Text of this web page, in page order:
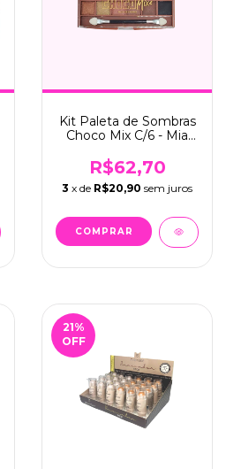
Kit Paleta de Sombras
Choco Mix C/6 - Mia
R$62,70
3 x de R$20,90 sem juros
21%
OFF